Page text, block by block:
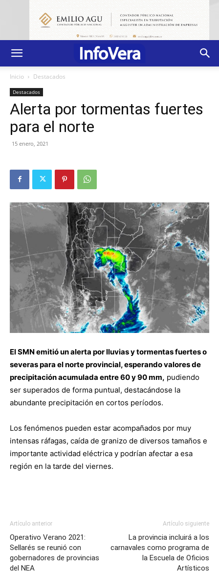
Inicio Destacados
Destacados
Alerta por tormentas fuertes
para el norte
15 enero, 2021
El SMN emitió un alerta por lluvias y tormentas fuertes o
severas para el norte provincial, esperando valores de
precipitación acumulada entre 60 y 90 mm, pudiendo
ser superados de forma puntual, destacándose la
abundante precipitación en cortos períodos.
Los fenómenos pueden estar acompañados por muy
intensas ráfagas, caída de granizo de diversos tamaños e
importante actividad eléctrica y podrían afectar a esa
región en la tarde del viernes.
Artículo anterior
Operativo Verano 2021:
Sellarés se reunió con
gobernadores de provincias
del NEA
Artículo siguiente
La provincia incluirá a los
carnavales como programa de
la Escuela de Oficios
Artísticos